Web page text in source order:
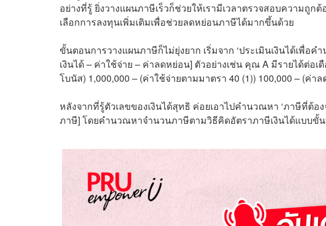
อย่างที่รู้ ยิ่งวางแผนภาษีเร็วก็ช่วยให้เรามีเวลาตรวจสอบความถู
เลือกการลงทุนเพิ่มเติมเพื่อช่วยลดหย่อนภาษีได้มากขึ้นด้วย
ขั้นตอนการวางแผนภาษีก็ไม่ยุ่งยาก เริ่มจาก ‘ประเมินเงินได้เพื่อค
เงินได้ – ค่าใช้จ่าย – ค่าลดหย่อน] ตัวอย่างเช่น คุณ A มีรายได้ต่อ
โบนัส) 1,000,000 – (ค่าใช้จ่ายตามมาตรา 40 (1)) 100,000 – (ค่า
หลังจากที่รู้ตัวเลขของเงินได้สุทธิ ค่อยเอาไปคำนวณหา ‘ภาษีที่ต้อ
ภาษี] โดยคำนวณหาจำนวนภาษีตามวิธีคิดอัตราภาษีเงินได้แบบขั้